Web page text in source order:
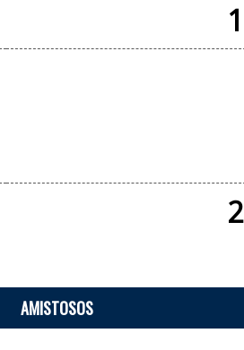
AMISTOSOS